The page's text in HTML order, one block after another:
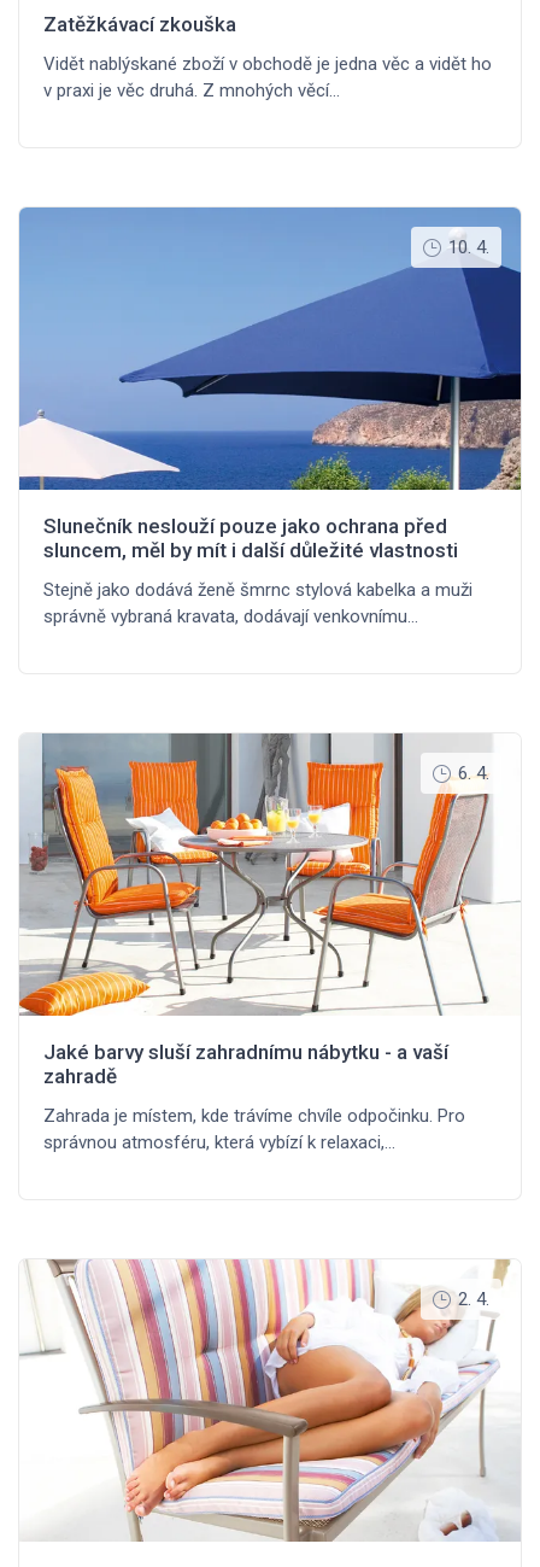
Zatěžkávací zkouška
Vidět nablýskané zboží v obchodě je jedna věc a vidět ho
v praxi je věc druhá. Z mnohých věcí…
10. 4.
Slunečník neslouží pouze jako ochrana před
sluncem, měl by mít i další důležité vlastnosti
Stejně jako dodává ženě šmrnc stylová kabelka a muži
správně vybraná kravata, dodávají venkovnímu…
6. 4.
Jaké barvy sluší zahradnímu nábytku - a vaší
zahradě
Zahrada je místem, kde trávíme chvíle odpočinku. Pro
správnou atmosféru, která vybízí k relaxaci,…
2. 4.